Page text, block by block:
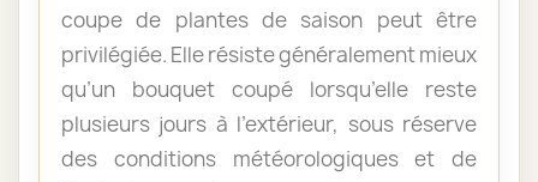
coupe de plantes de saison peut être
privilégiée. Elle résiste généralement mieux
qu’un bouquet coupé lorsqu’elle reste
plusieurs jours à l’extérieur, sous réserve
des conditions météorologiques et de